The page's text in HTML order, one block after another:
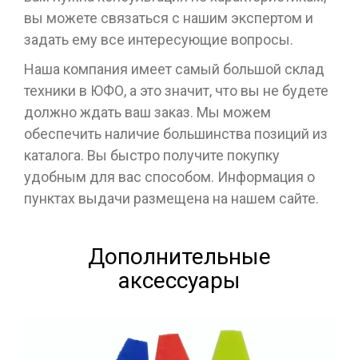
вы можете связаться с нашим экспертом и
задать ему все интересующие вопросы.
Наша компания имеет самый большой склад
техники в ЮФО, а это значит, что вы не будете
должно ждать ваш заказ. Мы можем
обеспечить наличие большинства позиций из
каталога. Вы быстро получите покупку
удобным для вас способом. Информация о
пунктах выдачи размещена на нашем сайте.
Дополнительные
аксессуары